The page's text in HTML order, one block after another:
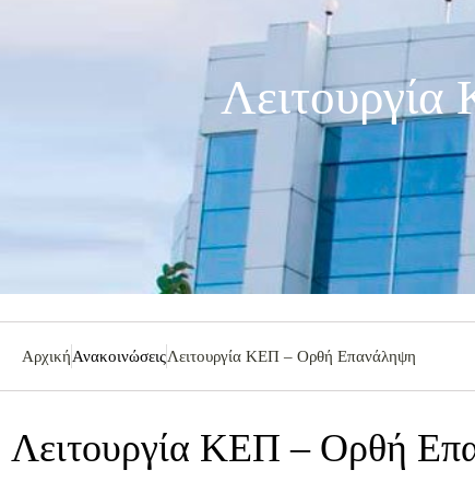
ΑρχικήΑνακοινώσειςΛειτουργία ΚΕΠ – Ορθή Επανάληψη
Λειτουργία ΚΕΠ – Ορθή